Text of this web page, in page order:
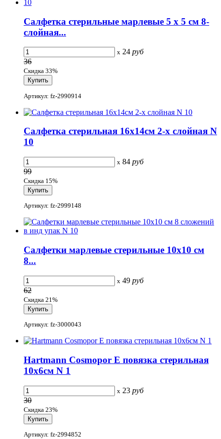
Салфетка стерильные марлевые 5 х 5 см 8-
слойная...
x 24 руб
36
Скидка 33%
Артикул: fz-2990914
Салфетка стерильная 16х14см 2-х слойная N
10
x 84 руб
99
Скидка 15%
Артикул: fz-2999148
Салфетки марлевые стерильные 10х10 см
8...
x 49 руб
62
Скидка 21%
Артикул: fz-3000043
Hartmann Cosmopor E повязка стерильная
10х6см N 1
x 23 руб
30
Скидка 23%
Артикул: fz-2994852